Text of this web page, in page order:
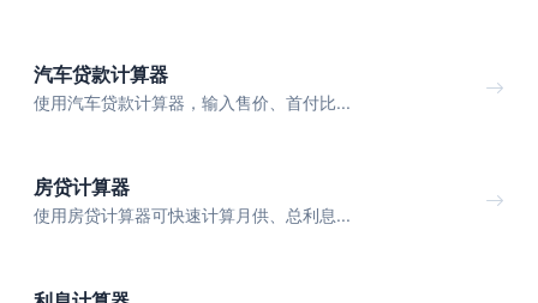
汽车贷款计算器
使用汽车贷款计算器，输入售价、首付比...
房贷计算器
使用房贷计算器可快速计算月供、总利息...